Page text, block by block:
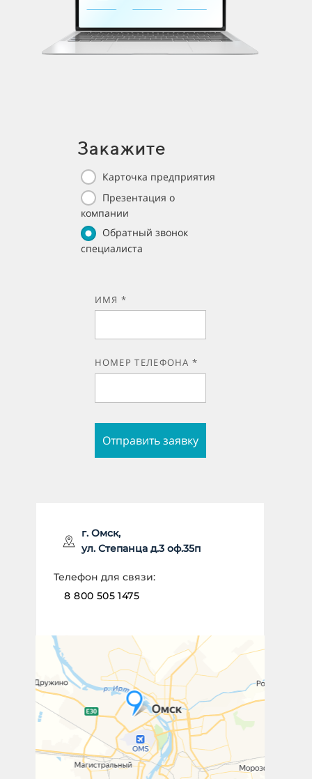
Закажите
Карточка предприятия
Презентация о
компании
Обратный звонок
специалиста
ИМЯ *
НОМЕР ТЕЛЕФОНА *
Отправить заявку
НОМЕР ТЕЛЕФОНА *
Отправить заявку
Даю согласие на
обработку
персональных данных
г. Омск,
ул. Степанца д.3 оф.35п
Телефон для связи:
8 800 505 1475